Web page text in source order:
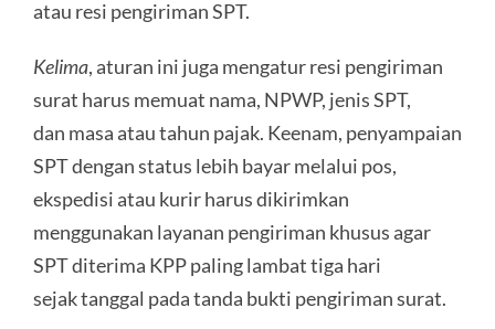
atau resi pengiriman SPT.
Kelima, aturan ini juga mengatur resi pengiriman
surat harus memuat nama, NPWP, jenis SPT,
dan masa atau tahun pajak. Keenam, penyampaian
SPT dengan status lebih bayar melalui pos,
ekspedisi atau kurir harus dikirimkan
menggunakan layanan pengiriman khusus agar
SPT diterima KPP paling lambat tiga hari
sejak tanggal pada tanda bukti pengiriman surat.